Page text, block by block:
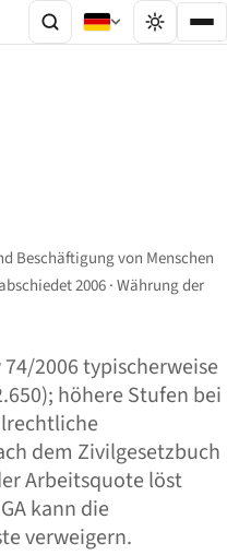
Beschäftigung von Menschen
2006 · Währung der
2006 typischerweise
höhere Stufen bei
dem Zivilgesetzbuch
Arbeitsquote löst
kann die
verweigern.